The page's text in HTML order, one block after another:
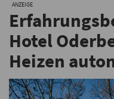
ANZEIGE
Hotel
Heizen